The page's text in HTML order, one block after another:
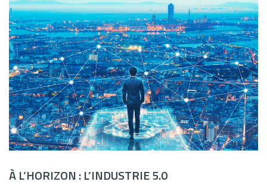
À L’HORIZON : L’INDUSTRIE 5.0